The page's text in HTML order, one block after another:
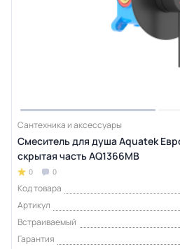
Сантехника и аксессуары
Смеситель для душа Aquatek
скрытая часть AQ1366MB
0 0
Код товара
Артикул
Встраиваемый
Гарантия